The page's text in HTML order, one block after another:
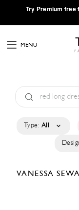
·Try Premium free
MENU
Type: All
VANESSA